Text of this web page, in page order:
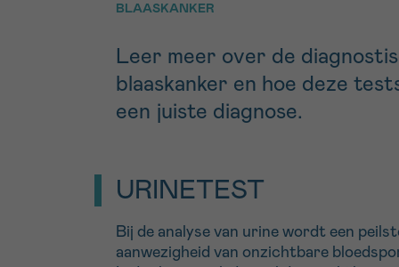
BLAASKANKER
Leer meer over de
blaaskanker en hoe deze
een juiste diagnose.
URINETEST
Bij de analyse van urine wordt een
aanwezigheid van onzichtbare
Ja, stuur mij